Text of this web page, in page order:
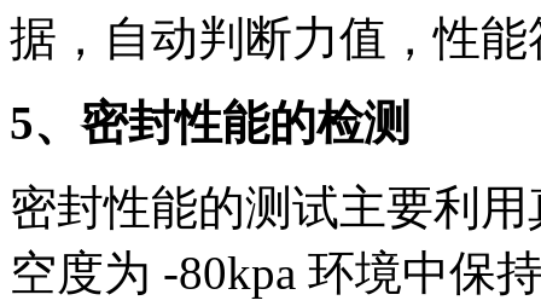
据，自动判断力值，性
5、密封性能的检测
密封性能的测试主要利
空度为 -80kpa 环境中保